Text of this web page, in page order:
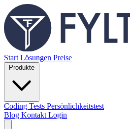
Start Lösungen Preise
Coding Tests Persönlichkeitstest
Blog Kontakt Login